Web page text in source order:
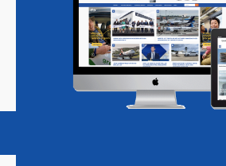
Magazine Podcasts